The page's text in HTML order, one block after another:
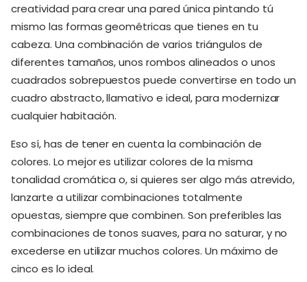
creatividad para crear una pared única pintando tú
mismo las formas geométricas que tienes en tu
cabeza. Una combinación de varios triángulos de
diferentes tamaños, unos rombos alineados o unos
cuadrados sobrepuestos puede convertirse en todo un
cuadro abstracto, llamativo e ideal, para modernizar
cualquier habitación.
Eso sí, has de tener en cuenta la combinación de
colores. Lo mejor es utilizar colores de la misma
tonalidad cromática o, si quieres ser algo más atrevido,
lanzarte a utilizar combinaciones totalmente
opuestas, siempre que combinen. Son preferibles las
combinaciones de tonos suaves, para no saturar, y no
excederse en utilizar muchos colores. Un máximo de
cinco es lo ideal.